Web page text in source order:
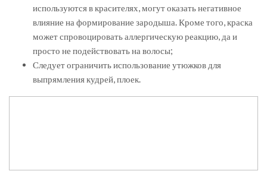
используются в красителях, могут оказать негативное
влияние на формирование зародыша. Кроме того, краска
может спровоцировать аллергическую реакцию, да и
просто не подействовать на волосы;
Следует ограничить использование утюжков для
выпрямления кудрей, плоек.